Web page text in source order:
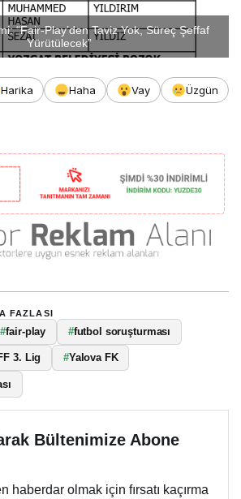
“Fair-Play’den Taviz Yok, Süreç Şeffaf
Yürütülecek”
Harika Haha Vay
Üzgün
FAZLASI
#fair-play #futbol soruşturması
3. Lig #Yalova FK
Bültenimize Abone
haberdar olmak için fırsatı kaçırma